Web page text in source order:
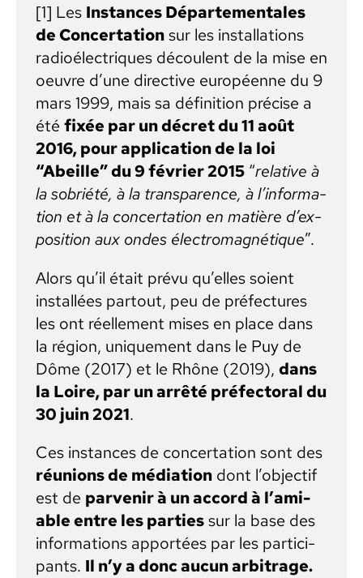
[1] Les Instances Départe­men­tales
de Con­cer­ta­tionsur les instal­la­tions
radioélec­triques découlent de la mise en
oeu­vre d’une direc­tive européenne du 9
mars 1999, mais sa déf­i­ni­tion pré­cise a
été fixée par un décret du 11 août
2016, pour appli­ca­tion de la loi
“Abeille” du 9 févri­er 2015 “rel­a­tive à
la sobriété, à la trans­parence, à l’in­for­ma­
tion et à la con­cer­ta­tion en matière d’ex­
po­si­tion aux ondes élec­tro­mag­né­tique”.
Alors qu’il était prévu qu’elles soient
instal­lées partout, peu de pré­fec­tures
les ont réelle­ment mis­es en place dans
la région, unique­ment dans le Puy de
Dôme (2017) et le Rhône (2019), dans
la Loire, par un arrêté pré­fec­toral du
30 juin 2021.
Ces instances de con­cer­ta­tion sont des
réu­nions de médi­a­tion dont l’ob­jec­tif
est de par­venir à un accord à l’ami­
able entre les par­tiessur la base des
infor­ma­tions apportées par les par­tic­i­
pants. Il n’y a donc aucun arbi­trage.